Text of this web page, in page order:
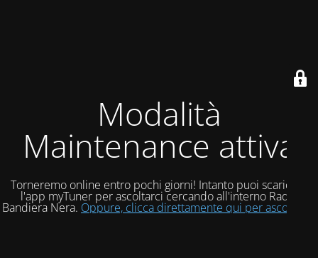
Modalità
Maintenance attiva
Torneremo online entro pochi giorni! Intanto puoi scaricare
l'app myTuner per ascoltarci cercando all'interno Radio
Bandiera Nera. Oppure, clicca direttamente qui per ascoltarci!